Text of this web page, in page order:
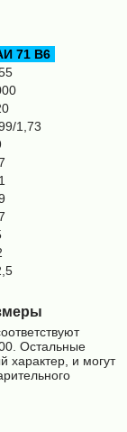
71 В6
1,73
Остальные
характер, и могут